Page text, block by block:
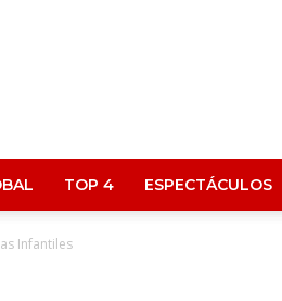
TOP 4 ESPECTÁCULOS
Infantiles